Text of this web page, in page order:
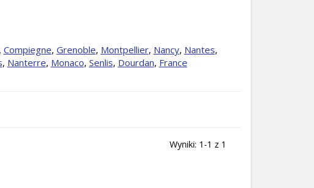
Compiegne, Grenoble, Montpellier, Nancy, Nantes,
, Nanterre, Monaco, Senlis, Dourdan, France
Wyniki: 1-1 z 1